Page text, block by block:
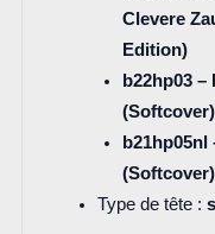
Clevere
Edition)
b22hp03
b21hp05nl
Type de tête :